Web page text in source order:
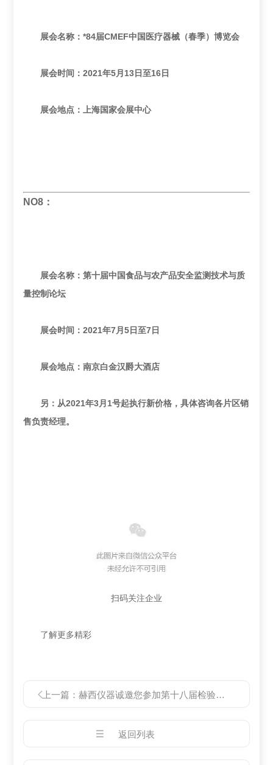
展会名称：*84届CMEF中国医疗器械（春季）博览会
展会时间：2021年5月13日至16日
展会地点：上海国家会展中心
NO8：
展会名称：第十届中国食品与农产品安全监测技术与质
量控制论坛
展会时间：2021年7月5日至7日
展会地点：南京白金汉爵大酒店
另：从2021年3月1号起执行新价格，具体咨询各片区销
售负责经理。
扫码关注企业
了解更多精彩
上一篇：赫西仪器诚邀您参加第十八届检验医学暨输血仪器试剂博览会（简称“CACLP”）
返回列表